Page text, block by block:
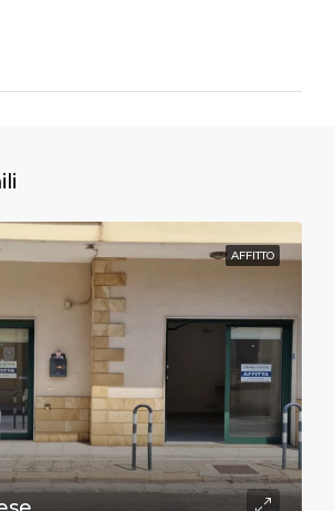
AFFITTO